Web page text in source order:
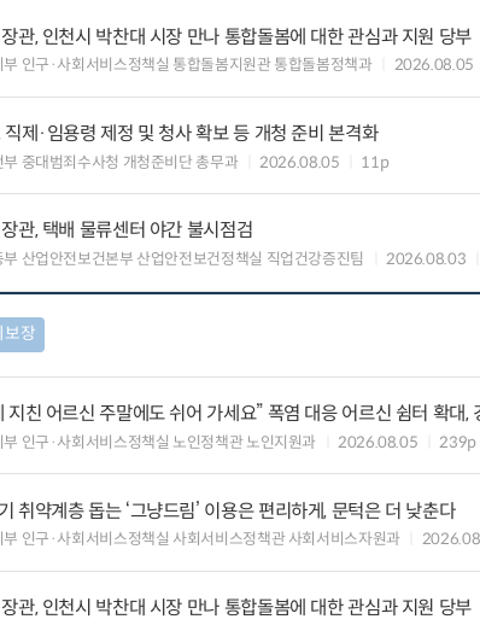
관, 인천시 박찬대 시장 만나 통합돌봄에 대한 관심과 지원 당부
부 인구·사회서비스정책실 통합돌봄지원관 통합돌봄정책과 2026.08.05
직제·임용령 제정 및 청사 확보 등 개청 준비 본격화
중대범죄수사청 개청준비단 총무과 2026.08.05 11p
관, 택배 물류센터 야간 불시점검
부 산업안전보건본부 산업안전보건정책실 직업건강증진팀 2026.08.03
보장
지친 어르신 주말에도 쉬어 가세요” 폭염 대응 어르신 쉼터 확대,
부 인구·사회서비스정책실 노인정책관 노인지원과 2026.08.05 239p
취약계층 돕는 ‘그냥드림’ 이용은 편리하게, 문턱은 더 낮춘다
부 인구·사회서비스정책실 사회서비스정책관 사회서비스자원과
관, 인천시 박찬대 시장 만나 통합돌봄에 대한 관심과 지원 당부